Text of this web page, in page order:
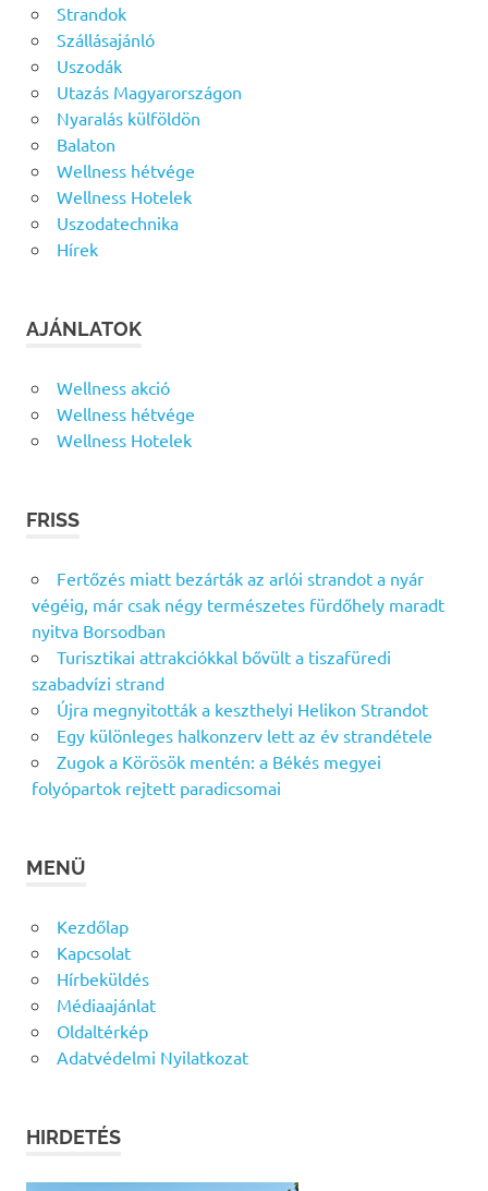
Strandok
Szállásajánló
Uszodák
Utazás Magyarországon
Nyaralás külföldön
Balaton
Wellness hétvége
Wellness Hotelek
Uszodatechnika
Hírek
AJÁNLATOK
Wellness akció
Wellness hétvége
Wellness Hotelek
FRISS
Fertőzés miatt bezárták az arlói strandot a nyár
végéig, már csak négy természetes fürdőhely maradt
nyitva Borsodban
Turisztikai attrakciókkal bővült a tiszafüredi
szabadvízi strand
Újra megnyitották a keszthelyi Helikon Strandot
Egy különleges halkonzerv lett az év strandétele
Zugok a Körösök mentén: a Békés megyei
folyópartok rejtett paradicsomai
MENÜ
Kezdőlap
Kapcsolat
Hírbeküldés
Médiaajánlat
Oldaltérkép
Adatvédelmi Nyilatkozat
HIRDETÉS